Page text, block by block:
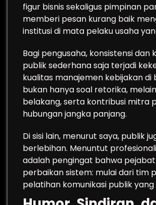
figur bisnis sekaligus pimpinan
memberi pesan kurang baik
institusi di mata pelaku usaha
Bagi pengusaha, konsistensi
publik sederhana saja terjadi
kualitas manajemen kebijakan
bukan hanya soal retorika,
belakang, serta kontribusi mitra
hubungan jangka panjang.
Di sisi lain, menurut saya, publik
berlebihan. Menuntut
adalah pengingat bahwa
perbaikan sistem: mulai dari tim
pelatihan komunikasi publik